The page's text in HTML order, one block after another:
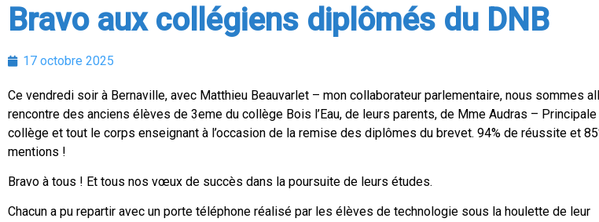
Bravo aux collégiens diplômés du DNB
17 octobre 2025
Ce vendredi soir à Bernaville, avec Matthieu Beauvarlet – mon collaborateur parlementaire, nous sommes
rencontre des anciens élèves de 3eme du collège Bois l’Eau, de leurs parents, de Mme Audras – Principale
collège et tout le corps enseignant à l’occasion de la remise des diplômes du brevet. 94% de réussite et
mentions !
Bravo à tous ! Et tous nos vœux de succès dans la poursuite de leurs études.
Chacun a pu repartir avec un porte téléphone réalisé par les élèves de technologie sous la houlette de leur